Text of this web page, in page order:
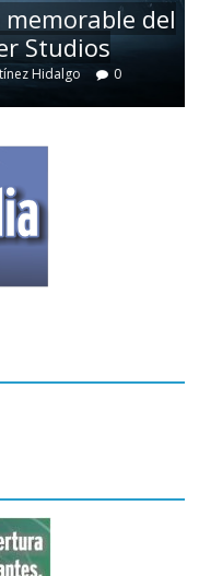
del
Studios
Hidalgo 0